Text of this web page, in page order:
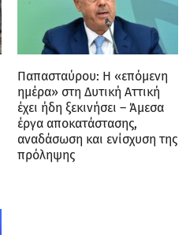
Παπασταύρου: Η «επόμενη
ημέρα» στη Δυτική Αττική
έχει ήδη ξεκινήσει – Άμεσα
έργα αποκατάστασης,
αναδάσωση και ενίσχυση της
πρόληψης